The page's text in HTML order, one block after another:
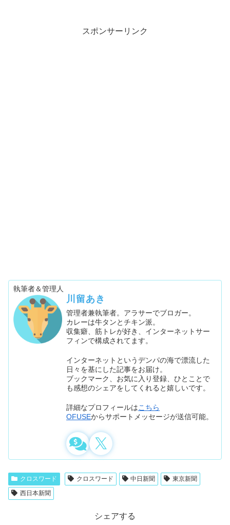
スポンサーリンク
執筆者＆管理人
川留あき
管理者兼執筆者。アラサーでブロガー。
カレーは牛タンとチキン派。
収集癖、筋トレが好き、インターネットサー
フィンで構成されてます。
インターネットというデンパの海で漂流した
日々を基にした記事をお届け。
ブックマーク、お気に入り登録、ひとことで
も感想のシェアをしてくれると嬉しいです。
詳細なプロフィールはこちら
OFUSEからサポートメッセージが送信可能。
クロスワード クロスワード 中日新聞
東京新聞
西日本新聞
シェアする